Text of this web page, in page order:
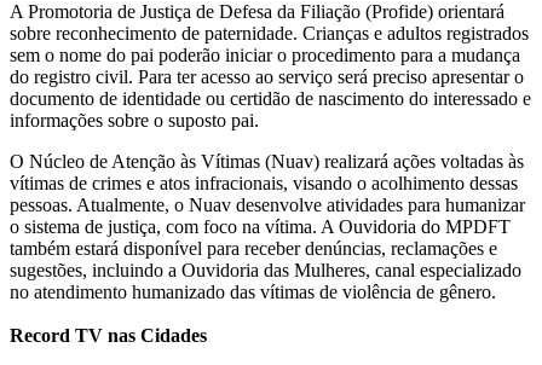
A Promotoria de Justiça de Defesa da Filiação (Profide) orientará
sobre reconhecimento de paternidade. Crianças e adultos registrados
sem o nome do pai poderão iniciar o procedimento para a mudança
do registro civil. Para ter acesso ao serviço será preciso apresentar o
documento de identidade ou certidão de nascimento do interessado e
informações sobre o suposto pai.
O Núcleo de Atenção às Vítimas (Nuav) realizará ações voltadas às
vítimas de crimes e atos infracionais, visando o acolhimento dessas
pessoas. Atualmente, o Nuav desenvolve atividades para humanizar
o sistema de justiça, com foco na vítima. A Ouvidoria do MPDFT
também estará disponível para receber denúncias, reclamações e
sugestões, incluindo a Ouvidoria das Mulheres, canal especializado
no atendimento humanizado das vítimas de violência de gênero.
Record TV nas Cidades